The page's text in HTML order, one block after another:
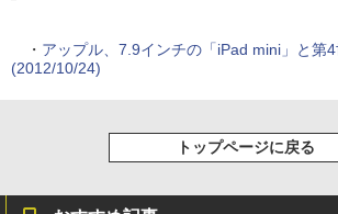
・ アップル、7.9インチの「iPad mini」と第4
(2012/10/24)
トップページに戻る